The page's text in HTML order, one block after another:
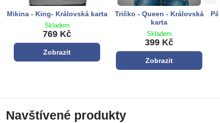
Mikina - King- Královská karta
Skladem
769 Kč
Zobrazit
Tričko - Queen - Královská
karta
Skladem
399 Kč
Zobrazit
Navštívené produkty